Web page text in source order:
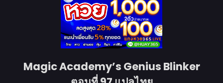
Magic Academy’s Genius Blinker